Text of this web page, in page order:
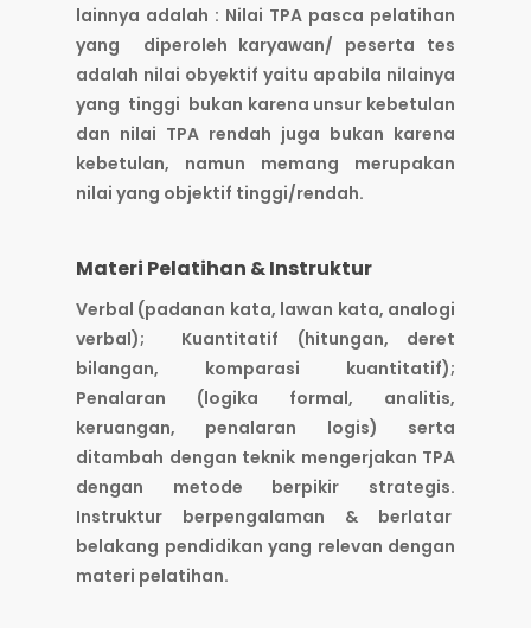
lainnya adalah : Nilai TPA pasca pelatihan
yang diperoleh karyawan/ peserta tes
adalah nilai obyektif yaitu apabila nilainya
yang tinggi bukan karena unsur kebetulan
dan nilai TPA rendah juga bukan karena
kebetulan, namun memang merupakan
nilai yang objektif tinggi/rendah.
Materi Pelatihan & Instruktur
Verbal (padanan kata, lawan kata, analogi
verbal); Kuantitatif (hitungan, deret
bilangan, komparasi kuantitatif);
Penalaran (logika formal, analitis,
keruangan, penalaran logis) serta
ditambah dengan teknik mengerjakan TPA
dengan metode berpikir strategis.
Instruktur berpengalaman & berlatar
belakang pendidikan yang relevan dengan
materi pelatihan.